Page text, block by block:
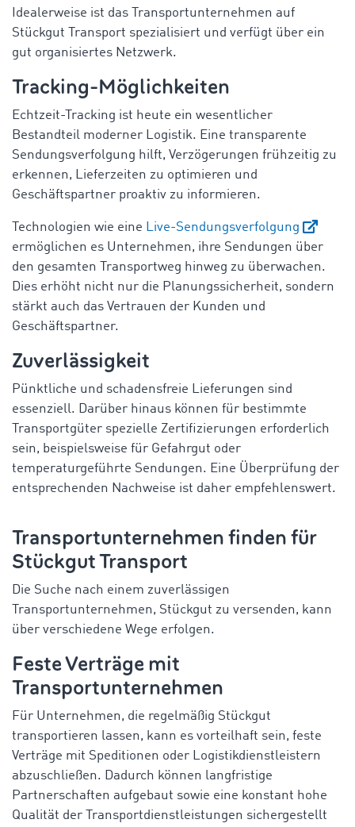
Idealerweise ist das Transportunternehmen auf
Stückgut Transport spezialisiert und verfügt über ein
gut organisiertes Netzwerk.
Tracking-Möglichkeiten
Echtzeit-Tracking ist heute ein wesentlicher
Bestandteil moderner Logistik. Eine transparente
Sendungsverfolgung hilft, Verzögerungen frühzeitig zu
erkennen, Lieferzeiten zu optimieren und
Geschäftspartner proaktiv zu informieren.
Technologien wie eine Live-Sendungsverfolgung
ermöglichen es Unternehmen, ihre Sendungen über
den gesamten Transportweg hinweg zu überwachen.
Dies erhöht nicht nur die Planungssicherheit, sondern
stärkt auch das Vertrauen der Kunden und
Geschäftspartner.
Zuverlässigkeit
Pünktliche und schadensfreie Lieferungen sind
essenziell. Darüber hinaus können für bestimmte
Transportgüter spezielle Zertifizierungen erforderlich
sein, beispielsweise für Gefahrgut oder
temperaturgeführte Sendungen. Eine Überprüfung der
entsprechenden Nachweise ist daher empfehlenswert.
Transportunternehmen finden für
Stückgut Transport
Die Suche nach einem zuverlässigen
Transportunternehmen, Stückgut zu versenden, kann
über verschiedene Wege erfolgen.
Feste Verträge mit
Transportunternehmen
Für Unternehmen, die regelmäßig Stückgut
transportieren lassen, kann es vorteilhaft sein, feste
Verträge mit Speditionen oder Logistikdienstleistern
abzuschließen. Dadurch können langfristige
Partnerschaften aufgebaut sowie eine konstant hohe
Qualität der Transportdienstleistungen sichergestellt